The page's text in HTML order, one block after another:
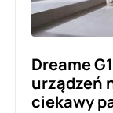
Dreame
urządzeń
ciekawy